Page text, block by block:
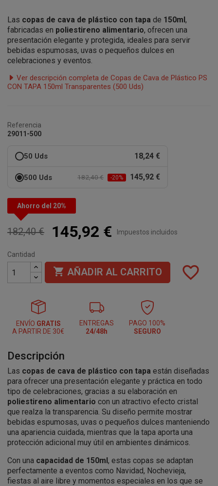
Las copas de cava de plástico con tapa de 150ml,
fabricadas en poliestireno alimentario, ofrecen una
presentación elegante y protegida, ideales para servir
bebidas espumosas, uvas o pequeños dulces en
celebraciones y eventos.
Ver descripción completa de Copas de Cava de Plástico PS
CON TAPA 150ml Transparentes (500 Uds)
Referencia
29011-500
50 Uds 18,24 €
500 Uds 182,40 € -20% 145,92 €
Ahorro del 20%
182,40 € 145,92 € Impuestos incluidos
Cantidad
 AÑADIR AL CARRITO favorite_border
ENVÍO GRATIS
A PARTIR DE 30€
ENTREGAS
24/48h
PAGO 100%
SEGURO
Descripción
Las copas de cava de plástico con tapa están diseñadas
para ofrecer una presentación elegante y práctica en todo
tipo de celebraciones, gracias a su elaboración en
poliestireno alimentario con un atractivo efecto cristal
que realza la transparencia. Su diseño permite mostrar
bebidas espumosas, uvas o pequeños dulces manteniendo
una apariencia cuidada, mientras que la tapa aporta una
protección adicional muy útil en ambientes dinámicos.
Con una capacidad de 150ml, estas copas se adaptan
perfectamente a eventos como Navidad, Nochevieja,
fiestas al aire libre y momentos especiales en los que se